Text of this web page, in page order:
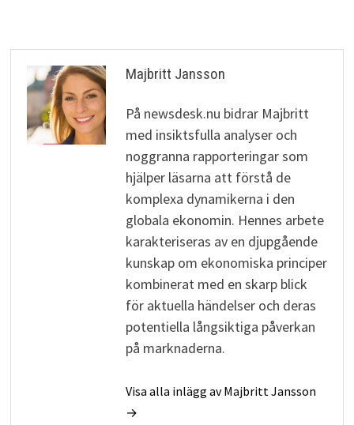
Majbritt Jansson
På newsdesk.nu bidrar Majbritt
med insiktsfulla analyser och
noggranna rapporteringar som
hjälper läsarna att förstå de
komplexa dynamikerna i den
globala ekonomin. Hennes arbete
karakteriseras av en djupgående
kunskap om ekonomiska principer
kombinerat med en skarp blick
för aktuella händelser och deras
potentiella långsiktiga påverkan
på marknaderna.
Visa alla inlägg av Majbritt Jansson
→